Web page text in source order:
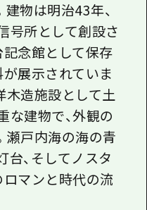
動画でご紹介！
報
ード
物は明治43年、
号所として創設さ
記念館として保存
が展示されていま
木造施設として土
な建物で、外観の
瀬戸内海の海の青
、そしてノスタ
ロマンと時代の流